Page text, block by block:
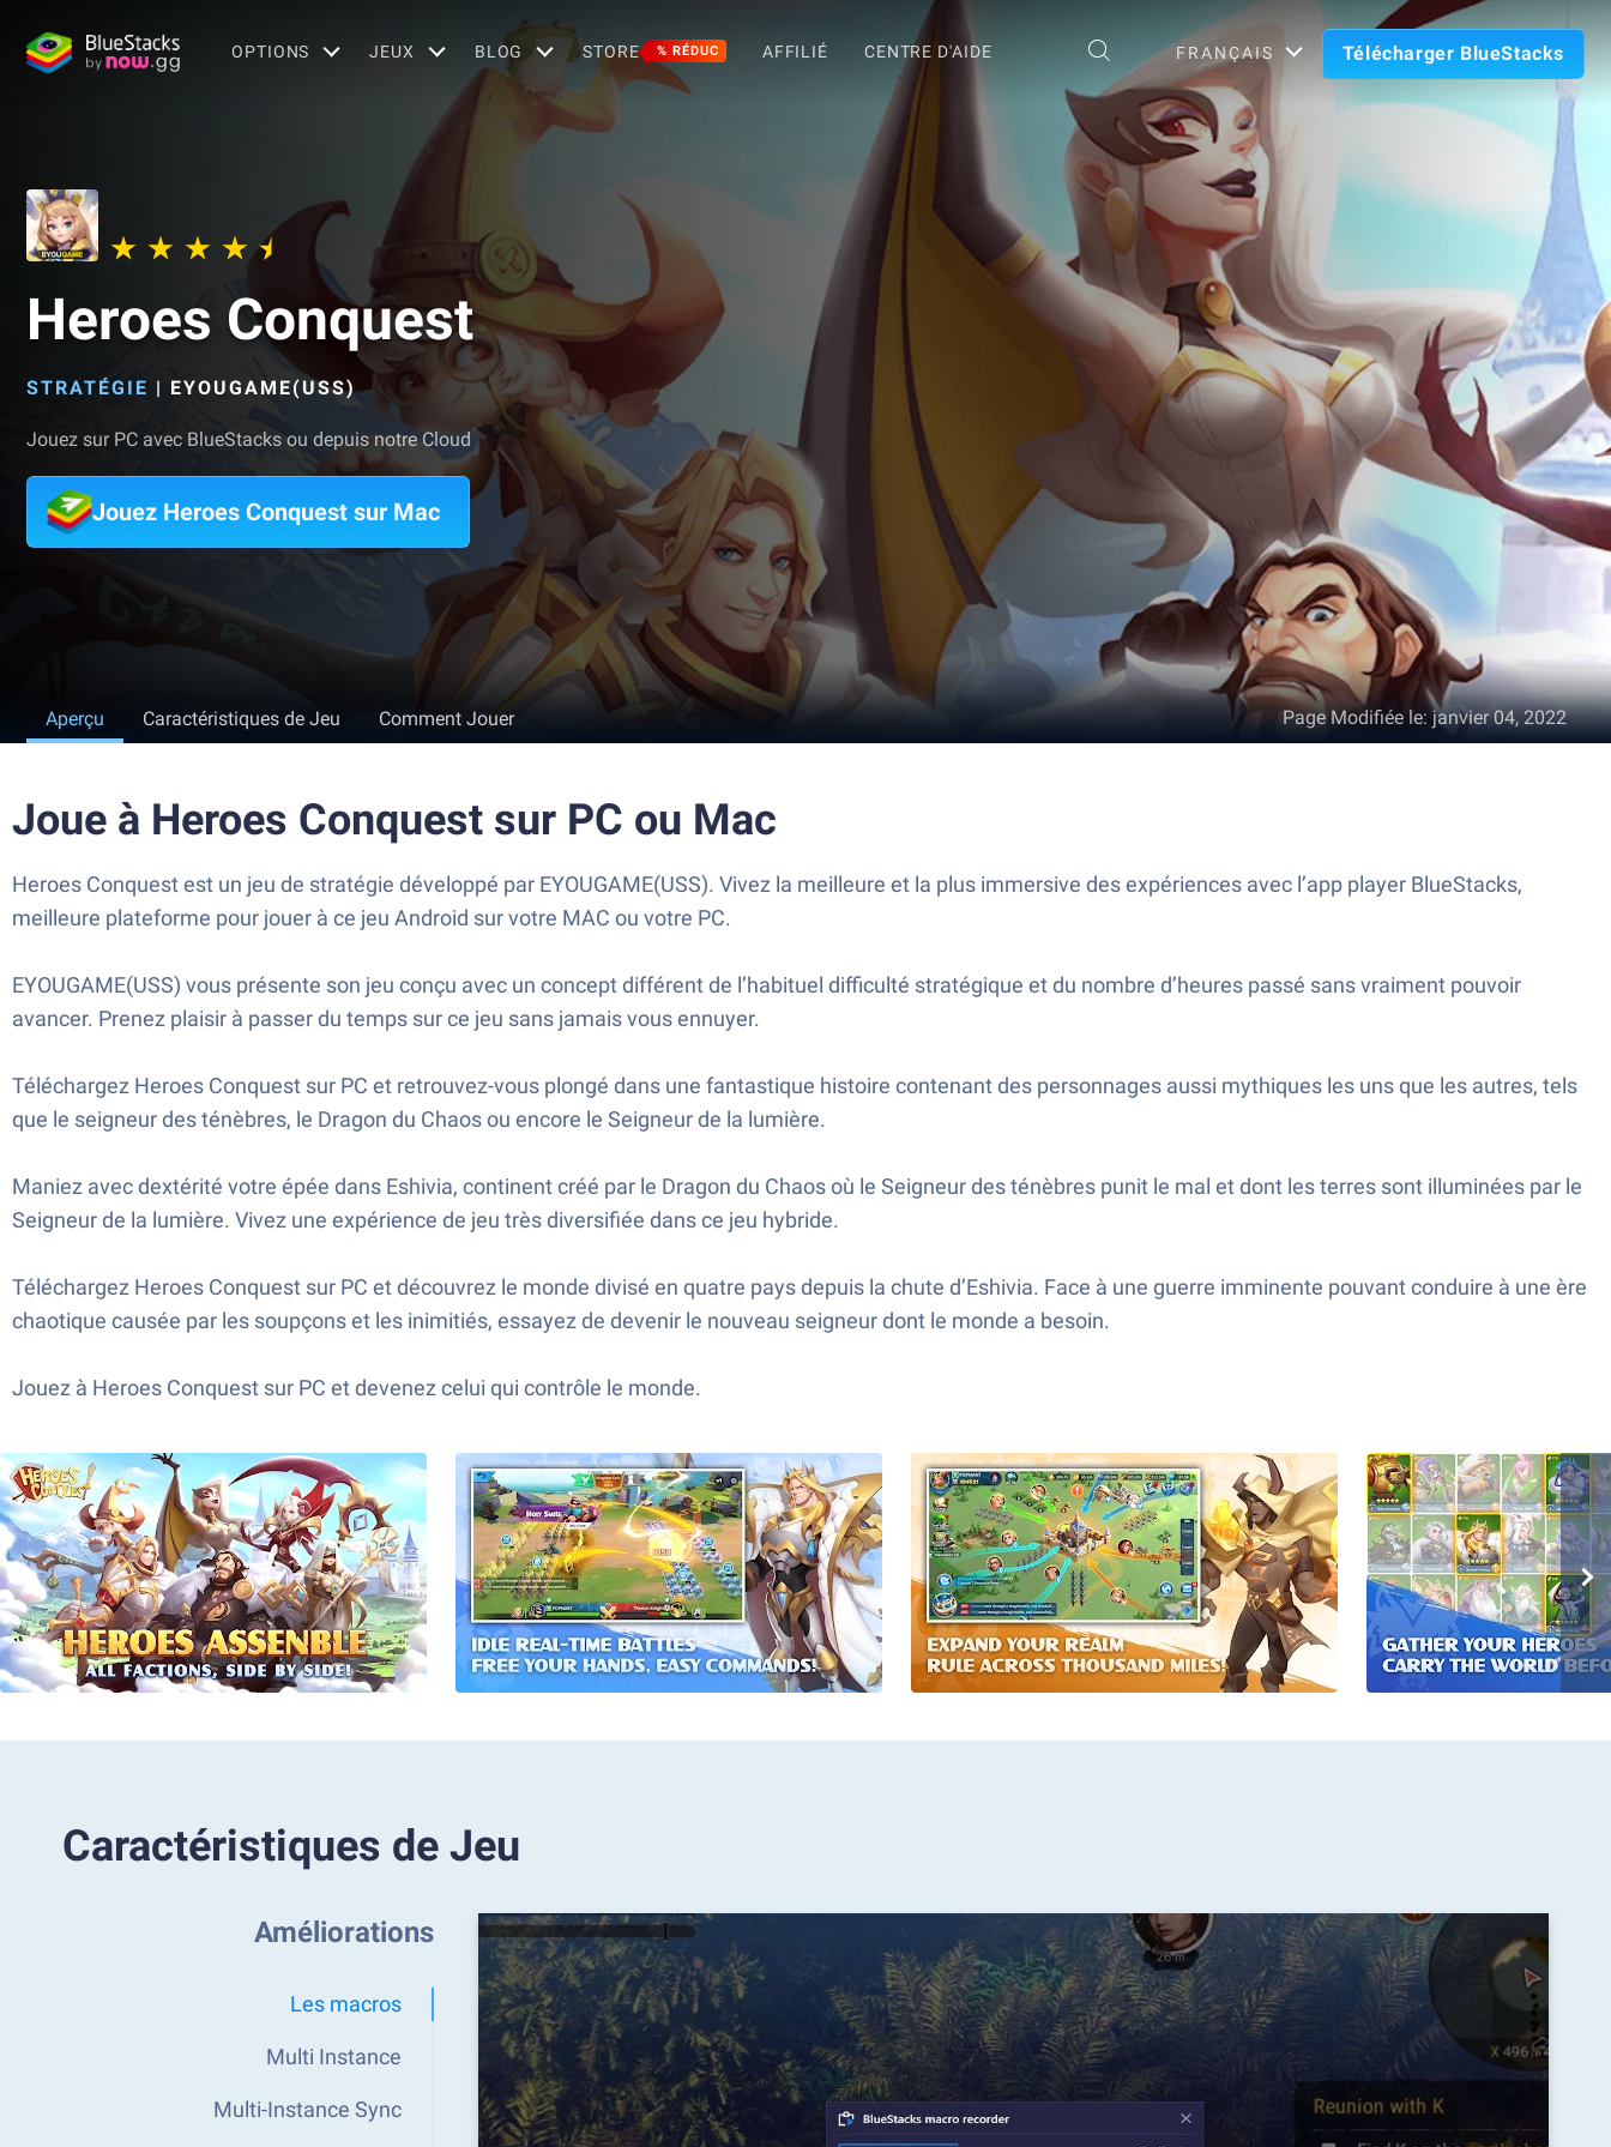
OPTIONS JEUX BLOG STORE % RÉDUC AFFILIÉ CENTRE D'AIDE FRANÇAIS Télécharger BlueStacks
Heroes Conquest
STRATÉGIE | EYOUGAME(USS)
Jouez sur PC avec BlueStacks ou depuis notre Cloud
Jouez Heroes Conquest sur Mac
Aperçu Caractéristiques de Jeu Comment Jouer Page Modifiée le:janvier 04, 2022
Joue à Heroes Conquest sur PC ou Mac
Heroes Conquest est un jeu de stratégie développé par EYOUGAME(USS). Vivez la meilleure et la plus immersive des expériences avec l’app player BlueStacks,
meilleure plateforme pour jouer à ce jeu Android sur votre MAC ou votre PC.
EYOUGAME(USS) vous présente son jeu conçu avec un concept différent de l’habituel difficulté stratégique et du nombre d’heures passé sans vraiment pouvoir
avancer. Prenez plaisir à passer du temps sur ce jeu sans jamais vous ennuyer.
Téléchargez Heroes Conquest sur PC et retrouvez-vous plongé dans une fantastique histoire contenant des personnages aussi mythiques les uns que les autres, tels
que le seigneur des ténèbres, le Dragon du Chaos ou encore le Seigneur de la lumière.
Maniez avec dextérité votre épée dans Eshivia, continent créé par le Dragon du Chaos où le Seigneur des ténèbres punit le mal et dont les terres sont illuminées par le
Seigneur de la lumière. Vivez une expérience de jeu très diversifiée dans ce jeu hybride.
Téléchargez Heroes Conquest sur PC et découvrez le monde divisé en quatre pays depuis la chute d’Eshivia. Face à une guerre imminente pouvant conduire à une ère
chaotique causée par les soupçons et les inimitiés, essayez de devenir le nouveau seigneur dont le monde a besoin.
Jouez à Heroes Conquest sur PC et devenez celui qui contrôle le monde.
Caractéristiques de Jeu
Améliorations
Les macros
Multi Instance
Multi-Instance Sync